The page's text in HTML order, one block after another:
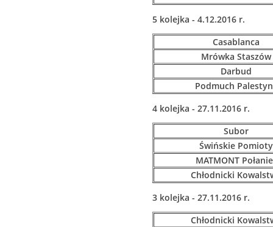
5 kolejka - 4.12.2016 r.
Casablanca
Mrówka Staszów
Darbud
Podmuch
4 kolejka - 27.11.2016 r.
Subor
Świńskie Pomioty
MATMONT
Chłodnicki
3 kolejka - 27.11.2016 r.
Chłodnicki